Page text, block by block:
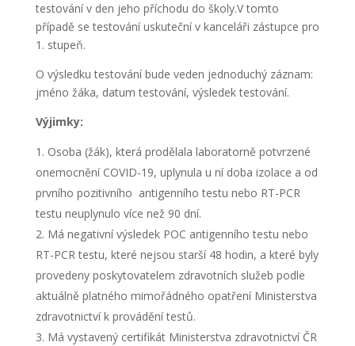
testování v den jeho příchodu do školy.V tomto
případě se testování uskuteční v kanceláři zástupce pro
1. stupeň.
O výsledku testování bude veden jednoduchý záznam:
jméno žáka, datum testování, výsledek testování.
Výjimky:
Osoba (žák), která prodělala laboratorně potvrzené
onemocnění COVID-19, uplynula u ní doba izolace a od
prvního pozitivního antigenního testu nebo RT-PCR
testu neuplynulo více než 90 dní.
Má negativní výsledek POC antigenního testu nebo
RT-PCR testu, které nejsou starší 48 hodin, a které byly
provedeny poskytovatelem zdravotních služeb podle
aktuálně platného mimořádného opatření Ministerstva
zdravotnictví k provádění testů.
Má vystavený certifikát Ministerstva zdravotnictví ČR